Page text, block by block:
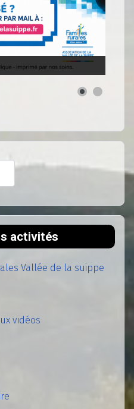
activités
Vallée de la suippe
vidéos